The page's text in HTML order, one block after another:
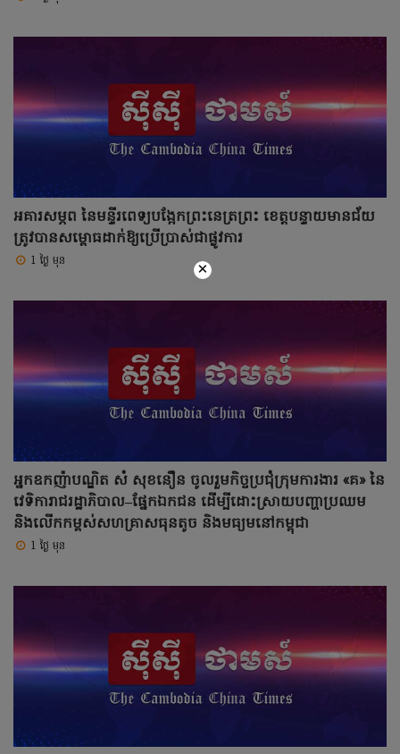
អគារសម្ភព នៃមន្ទីរពេទ្យបង្អែកព្រះនេត្រព្រះ ខេត្តបន្ទាយមានជ័យ
ត្រូវបានសម្ពោធដាក់ឱ្យប្រើប្រាស់ជាផ្លូវការ
1 ថ្ងៃ មុន
អ្នកឧកញ៉ាបណ្ឌិត សំ សុខនឿន ចូលរួមកិច្ចប្រជុំក្រុមការងារ «គ» នៃ
វេទិការាជរដ្ឋាភិបាល–ផ្នែកឯកជន ដើម្បីដោះស្រាយបញ្ហាប្រឈម
និងលើកកម្ពស់សហគ្រាសធុនតូច និងមធ្យមនៅកម្ពុជា
1 ថ្ងៃ មុន
×